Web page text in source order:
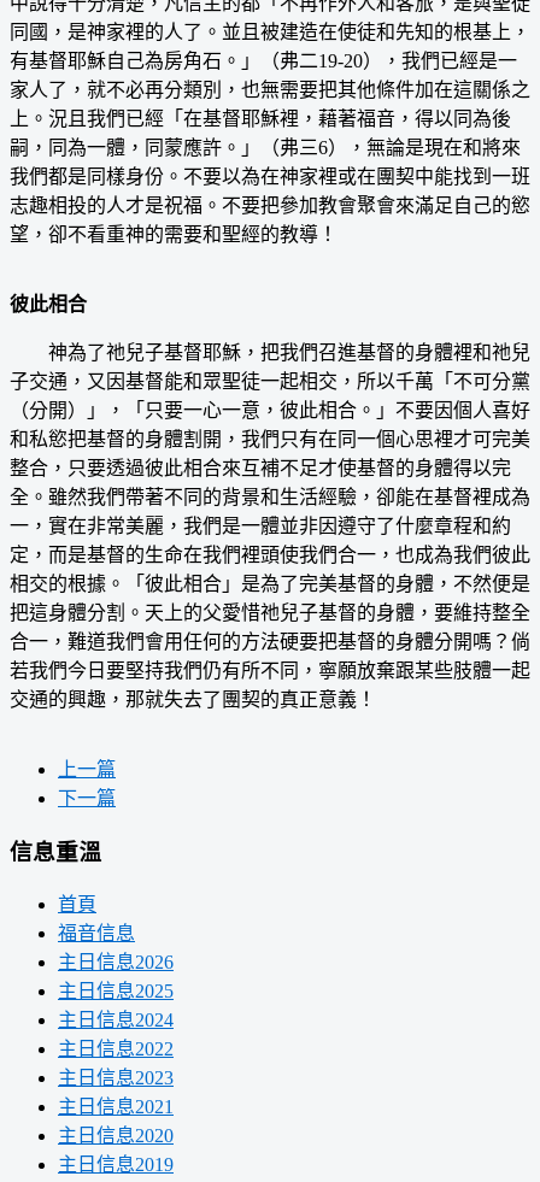
同國，是神家裡的人了。並且被建造在使徒和先知的根基上，
有基督耶穌自己為房角石。」（弗二19-20），我們已經是一
家人了，就不必再分類別，也無需要把其他條件加在這關係之
上。況且我們已經「在基督耶穌裡，藉著福音，得以同為後
嗣，同為一體，同蒙應許。」（弗三6），無論是現在和將來
我們都是同樣身份。不要以為在神家裡或在團契中能找到一班
志趣相投的人才是祝福。不要把參加教會聚會來滿足自己的慾
望，卻不看重神的需要和聖經的教導！
彼此相合
神為了祂兒子基督耶穌，把我們召進基督的身體裡和祂兒
子交通，又因基督能和眾聖徒一起相交，所以千萬「不可分黨
（分開）」，「只要一心一意，彼此相合。」不要因個人喜好
和私慾把基督的身體割開，我們只有在同一個心思裡才可完美
整合，只要透過彼此相合來互補不足才使基督的身體得以完
全。雖然我們帶著不同的背景和生活經驗，卻能在基督裡成為
一，實在非常美麗，我們是一體並非因遵守了什麼章程和約
定，而是基督的生命在我們裡頭使我們合一，也成為我們彼此
相交的根據。「彼此相合」是為了完美基督的身體，不然便是
把這身體分割。天上的父愛惜祂兒子基督的身體，要維持整全
合一，難道我們會用任何的方法硬要把基督的身體分開嗎？倘
若我們今日要堅持我們仍有所不同，寧願放棄跟某些肢體一起
交通的興趣，那就失去了團契的真正意義！
上一篇
下一篇
信息重溫
首頁
福音信息
主日信息2026
主日信息2025
主日信息2024
主日信息2022
主日信息2023
主日信息2021
主日信息2020
主日信息2019